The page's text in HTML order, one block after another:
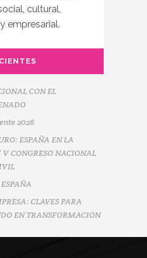
cultural,
empresarial.
CON EL
2026
ESPAÑA EN LA
CONGRESO NACIONAL
CLAVES PARA
EN TRANSFORMACIÓN